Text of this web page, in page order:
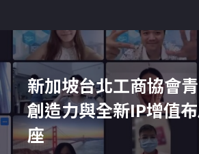
新加坡台北工商協會
創造力與全新IP增值
座